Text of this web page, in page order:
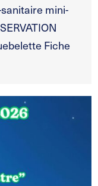
mini-
Fiche